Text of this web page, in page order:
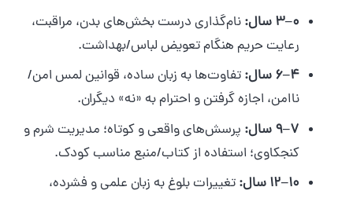
۰–۳ سال:
نام‌گذاری درست بخش‌های بدن، مراقبت،
رعایت حریم هنگام تعویض لباس/بهداشت.
۴–۶ سال:
تفاوت‌ها به زبان ساده، قوانین لمس امن/
ناامن، اجازه گرفتن و احترام به «نه» دیگران.
۷–۹ سال:
پرسش‌های واقعی و کوتاه؛ مدیریت شرم و
کنجکاوی؛ استفاده از کتاب/منبع مناسب کودک.
۱۰–۱۲ سال:
تغییرات بلوغ به زبان علمی و فشرده،